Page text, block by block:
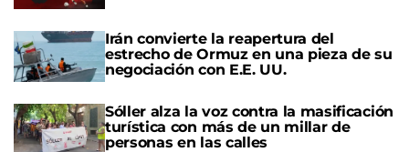
Irán convierte la reapertura del
estrecho de Ormuz en una pieza de su
negociación con E.E. UU.
Sóller alza la voz contra la masificación
turística con más de un millar de
personas en las calles